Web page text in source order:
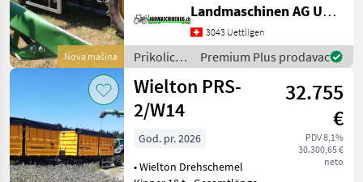
Prikolice I
Transportna
Vozila
Ostale
IZABERITE
KATEGORIJU
Wielton
Nova mašina
Pritschenlänge 5.12m,
Breite 2.42m •
Plattformhöhe 1.38 m •
Eigengewicht 5000 kg •
Bereifung 3
Landmaschinen AG Uettligen
3043 Uettligen
Prikolice i
transportna
vozila /
Wielton
Premium Plus prodavac
Wielton PRS-
2/W14
32.755
€
PDV 8,1%
30.300,65 €
neto
God. pr. 2026
• Wielton Drehschemel